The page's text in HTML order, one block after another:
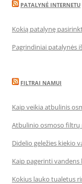
PATALYNĖ INTERNETU
Kokią patalynę
Pagrindiniai patalynės
FILTRAI NAMUI
Kaip veikia atbulinis
Atbulinio osmoso filtrų
Didelio geležies kiekio
Kaip pagerinti
Kokius lauko tualetus